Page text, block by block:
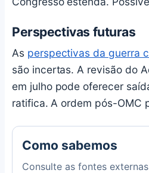
Perspectivas futuras
As perspectivas da guerra
são incertas. A revisão do
em julho pode oferecer
ratifica. A ordem pós-OMC
Como sabemos
Consulte as fontes